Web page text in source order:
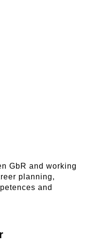
GbR and working
planning,
and